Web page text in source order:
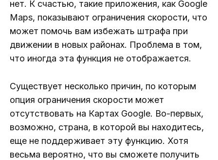
нет. К счастью, такие приложения, как Google
Maps, показывают ограничения скорости, что
может помочь вам избежать штрафа при
движении в новых районах. Проблема в том,
что иногда эта функция не отображается.
Существует несколько причин, по которым
опция ограничения скорости может
отсутствовать на Картах Google. Во-первых,
возможно, страна, в которой вы находитесь,
еще не поддерживает эту функцию. Хотя
весьма вероятно, что вы сможете получить